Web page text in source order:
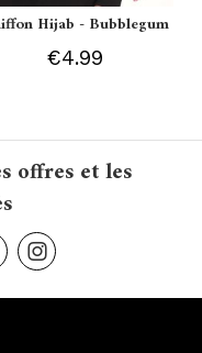
Hijab - Bubblegum
€4.99
offres et les